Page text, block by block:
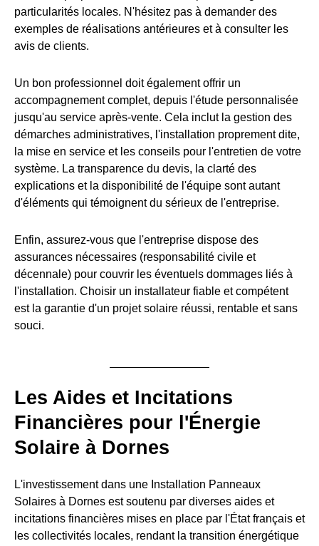
particularités locales. N'hésitez pas à demander des
exemples de réalisations antérieures et à consulter les
avis de clients.
Un bon professionnel doit également offrir un
accompagnement complet, depuis l'étude personnalisée
jusqu'au service après-vente. Cela inclut la gestion des
démarches administratives, l'installation proprement dite,
la mise en service et les conseils pour l'entretien de votre
système. La transparence du devis, la clarté des
explications et la disponibilité de l'équipe sont autant
d'éléments qui témoignent du sérieux de l'entreprise.
Enfin, assurez-vous que l'entreprise dispose des
assurances nécessaires (responsabilité civile et
décennale) pour couvrir les éventuels dommages liés à
l'installation. Choisir un installateur fiable et compétent
est la garantie d'un projet solaire réussi, rentable et sans
souci.
Les Aides et Incitations
Financières pour l'Énergie
Solaire à Dornes
L'investissement dans une Installation Panneaux
Solaires à Dornes est soutenu par diverses aides et
incitations financières mises en place par l'État français et
les collectivités locales, rendant la transition énergétique